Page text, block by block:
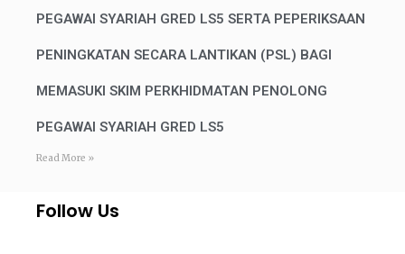
PEGAWAI SYARIAH GRED LS5 SERTA PEPERIKSAAN
PENINGKATAN SECARA LANTIKAN (PSL) BAGI
MEMASUKI SKIM PERKHIDMATAN PENOLONG
PEGAWAI SYARIAH GRED LS5
Read More »
Follow Us